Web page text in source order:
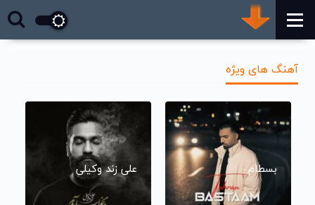
آهنگ های ویژه
بسطام علی زند وکیلی